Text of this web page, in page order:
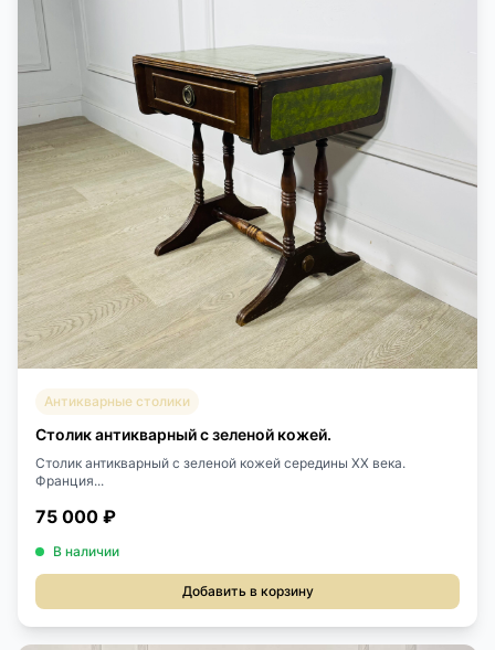
Антикварные столики
Столик антикварный с зеленой кожей.
Столик антикварный с зеленой кожей середины XX века.
Франция...
75 000 ₽
В наличии
Добавить в корзину